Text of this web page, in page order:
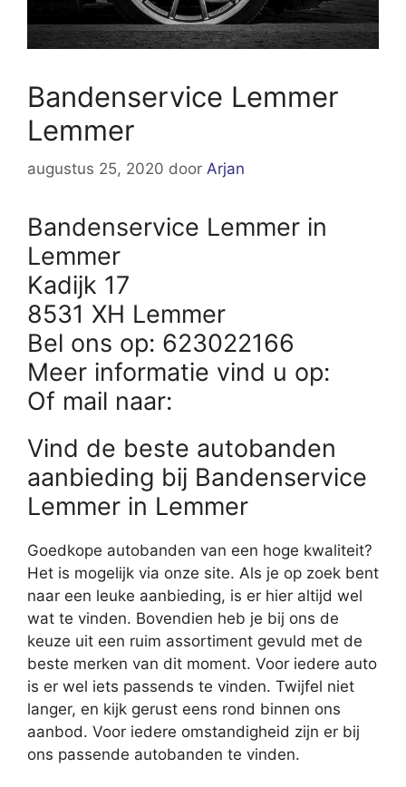
Bandenservice Lemmer
Lemmer
augustus 25, 2020 door Arjan
Bandenservice Lemmer in
Lemmer
Kadijk 17
8531 XH Lemmer
Bel ons op: 623022166
Meer informatie vind u op:
Of mail naar:
Vind de beste autobanden
aanbieding bij Bandenservice
Lemmer in Lemmer
Goedkope autobanden van een hoge kwaliteit?
Het is mogelijk via onze site. Als je op zoek bent
naar een leuke aanbieding, is er hier altijd wel
wat te vinden. Bovendien heb je bij ons de
keuze uit een ruim assortiment gevuld met de
beste merken van dit moment. Voor iedere auto
is er wel iets passends te vinden. Twijfel niet
langer, en kijk gerust eens rond binnen ons
aanbod. Voor iedere omstandigheid zijn er bij
ons passende autobanden te vinden.